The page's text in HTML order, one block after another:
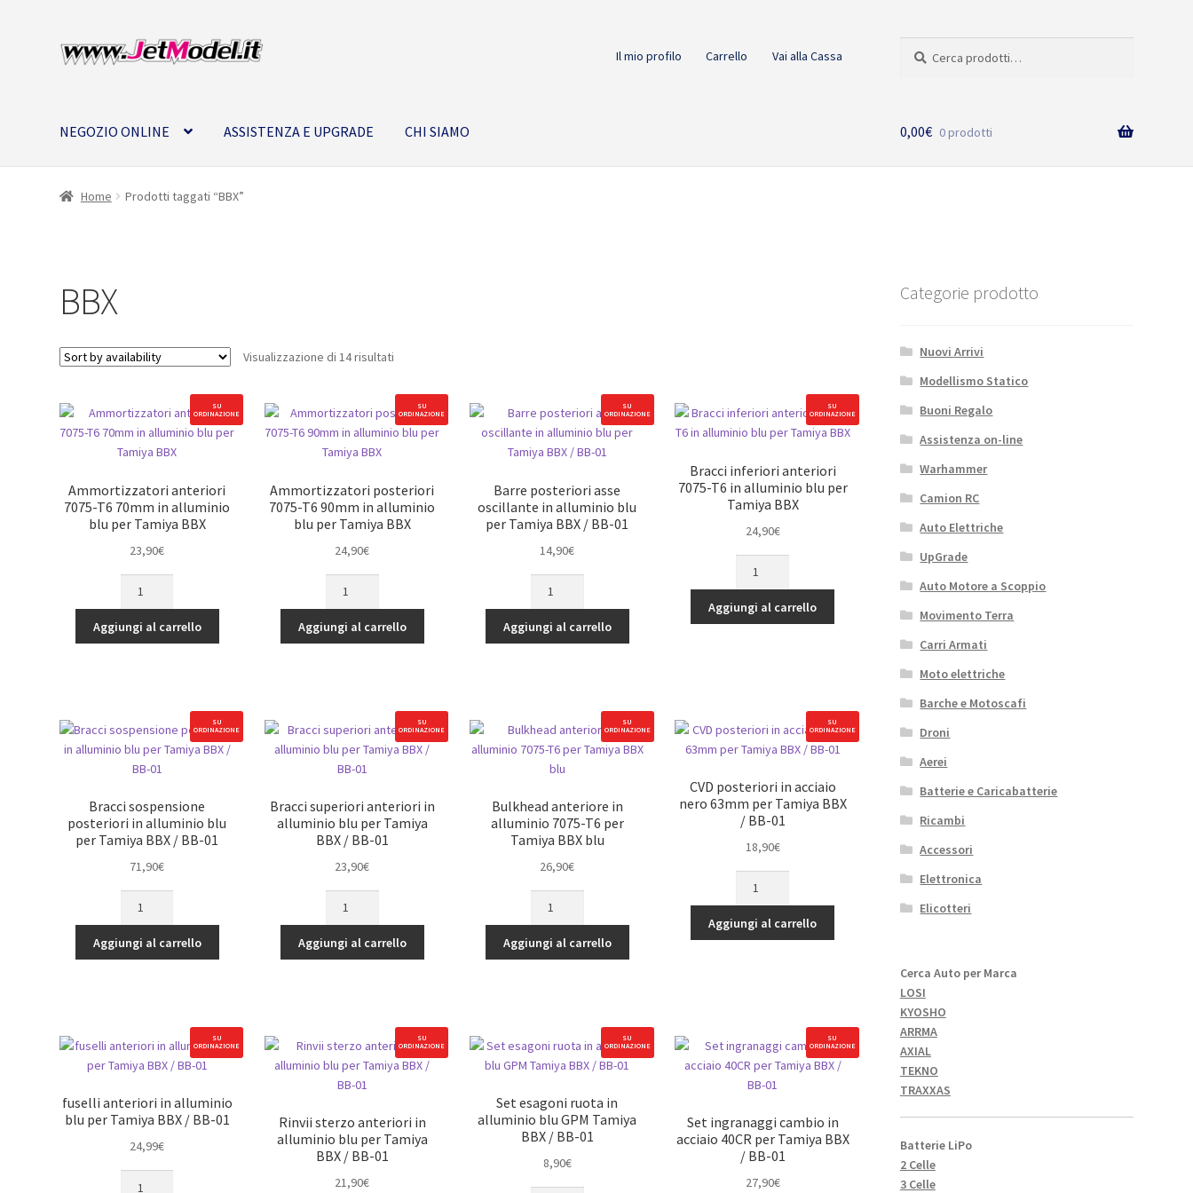
Vai
alla
Vai
al
Il mio profilo Carrello Vai alla Cassa
NEGOZIO ONLINE ASSISTENZA E UPGRADE CHI SIAMO 0,00€ 0 prodotti
Home Prodotti taggati “BBX”
BBX
Visualizzazione di 14 risultati
SU
ORDINAZIONE
Ammortizzatori anteriori
7075-T6 70mm in alluminio
blu per Tamiya BBX
23,90€
7075-
T6
per
Tamiya
BBX
quantità
Aggiungi al carrello
SU
ORDINAZIONE
Ammortizzatori posteriori
7075-T6 90mm in alluminio
blu per Tamiya BBX
24,90€
7075-
T6
per
Tamiya
BBX
quantità
Aggiungi al carrello
SU
ORDINAZIONE
Barre posteriori asse
oscillante in alluminio blu
per Tamiya BBX / BB-01
14,90€
asse
oscillante
Tamiya
BBX
BB-
01
quantità
Aggiungi al carrello
SU
ORDINAZIONE
Bracci inferiori anteriori
7075-T6 in alluminio blu per
Tamiya BBX
24,90€
anteriori
7075-
Tamiya
BBX
quantità
Aggiungi al carrello
SU
ORDINAZIONE
Bracci sospensione
posteriori in alluminio blu
per Tamiya BBX / BB-01
71,90€
posteriori
in
BBX
/
BB-
01
Aggiungi al carrello
SU
ORDINAZIONE
Bracci superiori anteriori in
alluminio blu per Tamiya
BBX / BB-01
23,90€
anteriori
in
BBX
/
BB-
quantità
Aggiungi al carrello
SU
ORDINAZIONE
Bulkhead anteriore in
alluminio 7075-T6 per
Tamiya BBX blu
26,90€
in
alluminio
BBX
blu
quantità
Aggiungi al carrello
SU
ORDINAZIONE
CVD posteriori in acciaio
nero 63mm per Tamiya BBX
/ BB-01
18,90€
in
acciaio
/
BB-
01
quantità
Aggiungi al carrello
SU
ORDINAZIONE
fuselli anteriori in alluminio
blu per Tamiya BBX / BB-01
24,99€
SU
ORDINAZIONE
Rinvii sterzo anteriori in
alluminio blu per Tamiya
BBX / BB-01
21,90€
SU
ORDINAZIONE
Set esagoni ruota in
alluminio blu GPM Tamiya
BBX / BB-01
8,90€
SU
ORDINAZIONE
Set ingranaggi cambio in
acciaio 40CR per Tamiya BBX
/ BB-01
27,90€
Categorie prodotto
Nuovi Arrivi
Modellismo Statico
Buoni Regalo
Assistenza on-line
Warhammer
Camion RC
Auto Elettriche
UpGrade
Auto Motore a Scoppio
Movimento Terra
Carri Armati
Moto elettriche
Barche e Motoscafi
Droni
Aerei
Batterie e Caricabatterie
Ricambi
Accessori
Elettronica
Elicotteri
Cerca Auto per Marca
LOSI
KYOSHO
ARRMA
AXIAL
TEKNO
TRAXXAS
Batterie LiPo
2 Celle
3 Celle